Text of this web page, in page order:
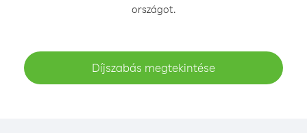
országot.
Díjszabás megtekintése